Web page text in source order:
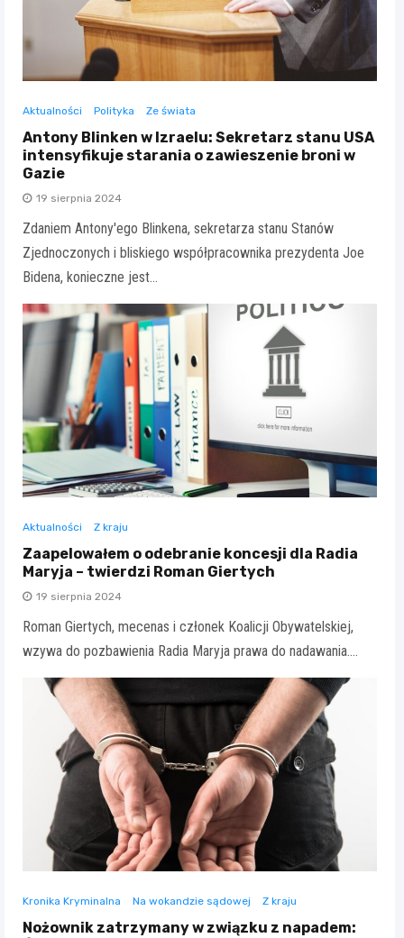
Aktualności Polityka Ze świata
Antony Blinken w Izraelu: Sekretarz stanu USA
intensyfikuje starania o zawieszenie broni w
Gazie
19 sierpnia 2024
Zdaniem Antony'ego Blinkena, sekretarza stanu Stanów
Zjednoczonych i bliskiego współpracownika prezydenta Joe
Bidena, konieczne jest…
Aktualności Z kraju
Zaapelowałem o odebranie koncesji dla Radia
Maryja – twierdzi Roman Giertych
19 sierpnia 2024
Roman Giertych, mecenas i członek Koalicji Obywatelskiej,
wzywa do pozbawienia Radia Maryja prawa do nadawania.…
Kronika Kryminalna Na wokandzie sądowej Z kraju
Nożownik zatrzymany w związku z napadem: